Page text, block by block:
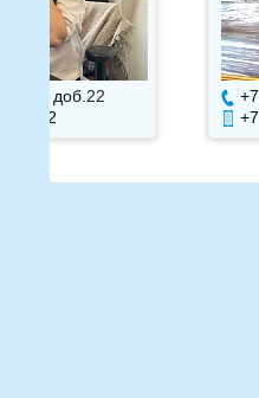
+7 495 215 5755 доб.
+7 925-084-93-71